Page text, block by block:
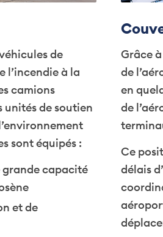
de
l’incendie à la
camions
unités de soutien
sont équipés :
grande capacité
et de
Grâce
de
en
de
Ce
délais